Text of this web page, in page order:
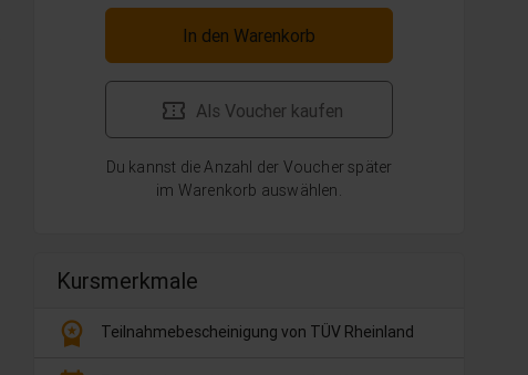
In den Warenkorb
Als Voucher kaufen
Du kannst die Anzahl der Voucher später
im Warenkorb auswählen.
Kursmerkmale
workspace_premium Teilnahmebescheinigung von TÜV Rheinland